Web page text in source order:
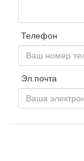
Телефон
Эл.почта